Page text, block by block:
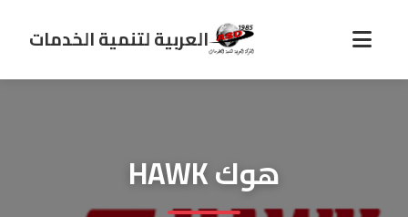
العربية لتنمية الخدمات
هوك HAWK